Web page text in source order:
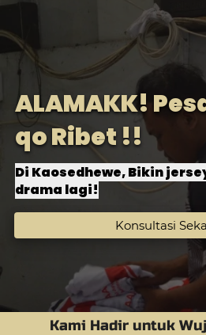
ALAMAKK!
qo Ribet !!
Di Kaosedhewe, Bikin
drama lagi!
`
Konsultasi
Kami Hadir untuk